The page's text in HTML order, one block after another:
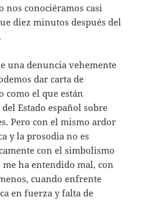
nos conociéramos casi
diez minutos después del
una denuncia vehemente
dar carta de
como el que están
Estado español sobre
Pero con el mismo ardor
y la prosodia no es
con el simbolismo
ha entendido mal, con
cuando enfrente
en fuerza y falta de